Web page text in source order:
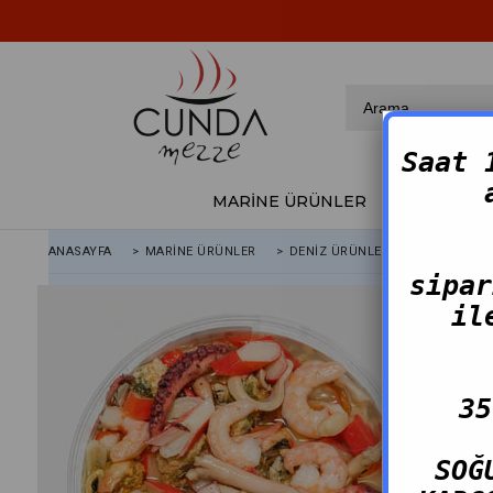
MARİNE ÜRÜNLER FÜME
ANASAYFA > MARINE ÜRÜNLER > DENIZ ÜRÜNLERI SALATASI
Saat